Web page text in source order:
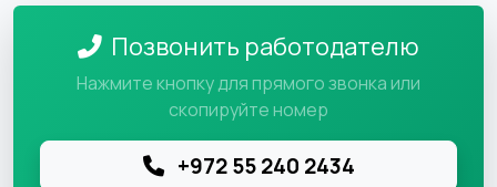
Позвонить работодателю
Нажмите кнопку для прямого звонка или
скопируйте номер
+972 55 240 2434